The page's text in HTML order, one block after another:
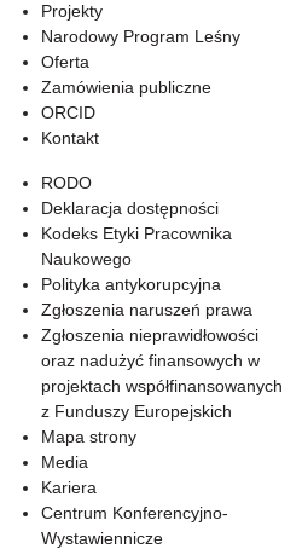
Projekty
Narodowy Program Leśny
Oferta
Zamówienia publiczne
ORCID
Kontakt
RODO
Deklaracja dostępności
Kodeks Etyki Pracownika
Naukowego
Polityka antykorupcyjna
Zgłoszenia naruszeń prawa
Zgłoszenia nieprawidłowości
oraz nadużyć finansowych w
projektach współfinansowanych
z Funduszy Europejskich
Mapa strony
Media
Kariera
Centrum Konferencyjno-
Wystawiennicze